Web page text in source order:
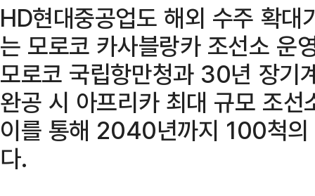
HD현대중공업도 해외 수주 확대
는 모로코 카사블랑카 조선소 운
모로코 국립항만청과 30년 장기
완공 시 아프리카 최대 규모 조
이를 통해 2040년까지 100척의
다.